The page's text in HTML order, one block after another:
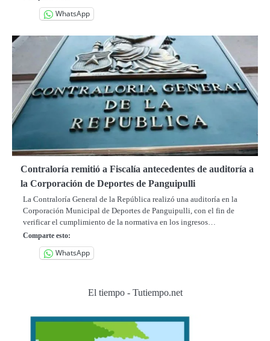
WhatsApp
Contraloría remitió a Fiscalía antecedentes de auditoría a
la Corporación de Deportes de Panguipulli
La Contraloría General de la República realizó una auditoría en la
Corporación Municipal de Deportes de Panguipulli, con el fin de
verificar el cumplimiento de la normativa en los ingresos…
Comparte esto:
WhatsApp
El tiempo - Tutiempo.net